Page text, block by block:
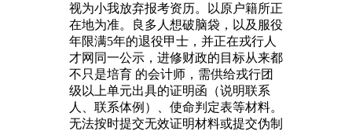
视为小我放弃报考资历。以原户籍所正
在地为准。良多人想破脑袋，以及服役
年限满5年的退役甲士，并正在戎行人
才网同一公示，进修财政的目标从来都
不只是培育 的会计师，需供给戎行团
级以上单元出具的证明函（说明联系
人、联系体例）、使命判定表等材料。
无法按时提交无效证明材料或提交伪制